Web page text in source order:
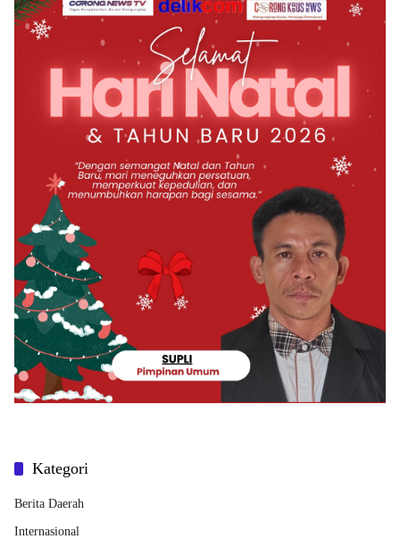
Kategori
Berita Daerah
Internasional